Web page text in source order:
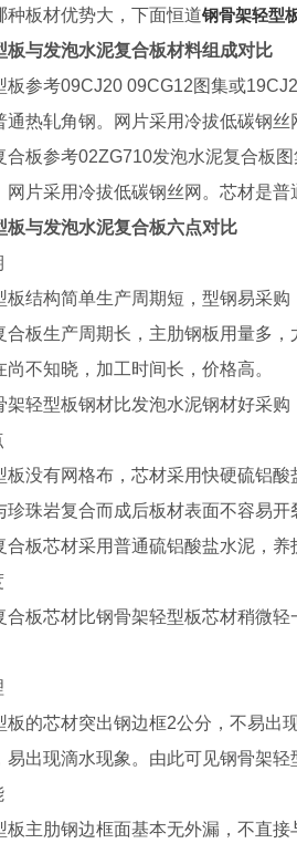
轻型板厂家 河南发泡水泥复合板
种板材优势大，下面恒道钢骨架轻型
板与发泡水泥复合板材料组成对比
板参考09CJ20 09CG12图集或
通热轧角钢。网片采用冷拔低碳钢
合板参考02ZG710发泡水泥复合板
网片采用冷拔低碳钢丝网。芯材是
板与发泡水泥复合板六点对比
板结构简单生产周期短，型钢易采购
合板生产周期长，主肋钢板用量多
尚不知晓，加工时间长，价格高。
架轻型板钢材比发泡水泥钢材好采购
板没有网格布，芯材采用快硬硫铝
珍珠岩复合而成后板材表面不容易开
合板芯材采用普通硫铝酸盐水泥，
合板芯材比钢骨架轻型板芯材稍微
板的芯材突出钢边框2公分，不易出
易出现滴水现象。由此可见钢骨架轻
板主肋钢边框面基本无外漏，不直